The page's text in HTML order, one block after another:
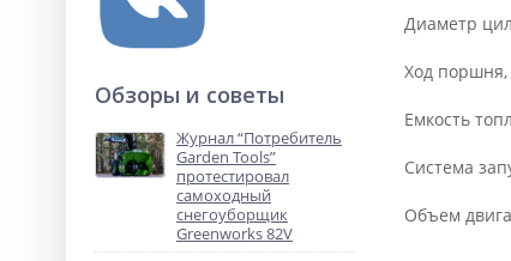
Обзоры и советы
Журнал “Потребитель
Garden Tools”
протестировал
самоходный
снегоуборщик
Greenworks 82V
Диаметр
Ход
Емкость
Система
Объем